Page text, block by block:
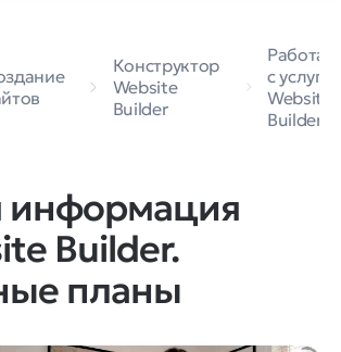
Конструктор
Website
Builder
Работа
с
Website
Builder
Builder.
планы